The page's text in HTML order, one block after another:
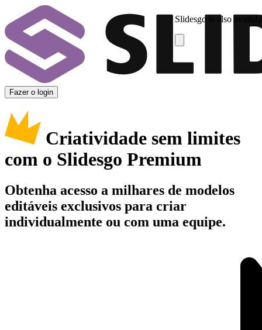
Slidesgo is also
Fazer o login
Criatividade sem limites
com o Slidesgo Premium
Obtenha acesso a milhares de modelos
editáveis exclusivos para criar
individualmente ou com uma equipe.